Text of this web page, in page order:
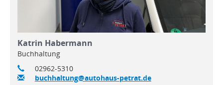
Katrin Habermann
Buchhaltung
02962-5310
buchhaltung@autohaus-petrat.de